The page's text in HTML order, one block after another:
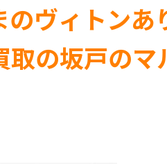
ヴィトンあ
取の坂戸のマ